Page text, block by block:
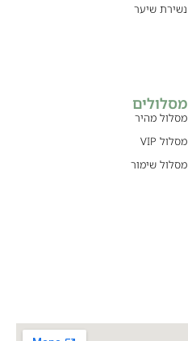
נשירת שיער
מסלולים
מסלול מהיר
מסלול VIP
מסלול שימור